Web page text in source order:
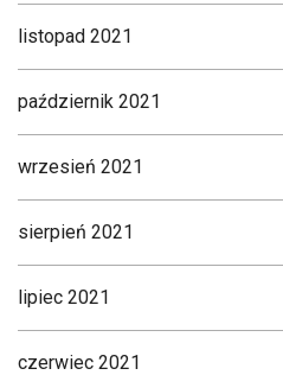
listopad 2021
październik 2021
wrzesień 2021
sierpień 2021
lipiec 2021
czerwiec 2021